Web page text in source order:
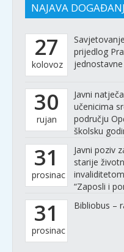
NAJAVA
27
kolovoz
prijedlog
30
rujan
Javni
učenicima
području
školsku
31
prosinac
Javni poziv
starije
“Zaposli i
31
prosinac
Bibliobus –